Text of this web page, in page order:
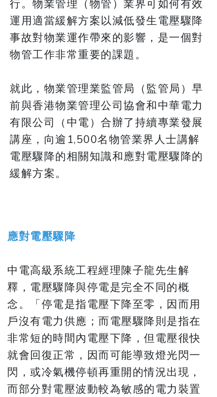
行。物業管理（物管）業界可如何有效
運用適當緩解方案以減低發生電壓驟降
事故對物業運作帶來的影響，是一個對
物管工作非常重要的課題。
就此，物業管理業監管局（監管局）早
前與香港物業管理公司協會和中華電力
有限公司（中電）合辦了持續專業發展
講座，向逾1,500名物管業界人士講解
電壓驟降的相關知識和應對電壓驟降的
緩解方案。
應對電壓驟降
中電高級系統工程經理陳子龍先生解
釋，電壓驟降與停電是完全不同的概
念。「停電是指電壓下降至零，因而用
戶沒有電力供應；而電壓驟降則是指在
非常短的時間內電壓下降，但電壓很快
就會回復正常，因而可能導致燈光閃一
閃，或冷氣機停頓再重開的情況出現，
而部分對電壓波動較為敏感的電力裝置